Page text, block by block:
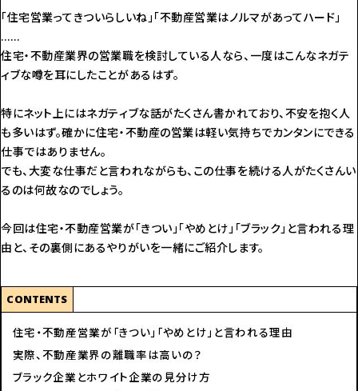
「住宅営業ってきついらしいね」「不動産営業はノルマがあってハード」
……
住宅・不動産業界の営業職を検討している人なら、一度はこんなネガテ
ィブな噂を耳にしたことがあるはず。
特にネット上にはネガティブな話がたくさん書かれており、不安を抱く人
も多いはず。確かに住宅・不動産の営業は軽い気持ちでカンタンにできる
仕事ではありません。
でも、大変な仕事だと言われながらも、この仕事を続ける人がたくさんい
るのは何故なのでしょう。
今回は住宅・不動産営業が「きつい」「やめとけ」「ブラック」と言われる理
由と、その裏側にあるやりがいを一緒にご紹介します。
CONTENTS
住宅・不動産営業が「きつい」「やめとけ」と言われる理由
実際、不動産業界の離職率は高いの？
ブラック企業とホワイト企業の見分け方